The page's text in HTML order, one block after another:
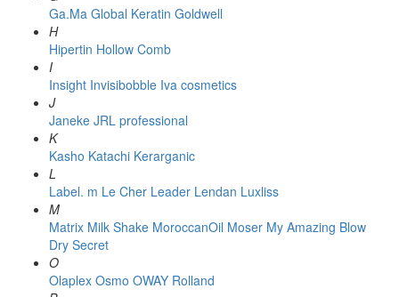
Ga.Ma Global Keratin Goldwell
H
Hipertin Hollow Comb
I
Insight Invisibobble Iva cosmetics
J
Janeke JRL professional
K
Kasho Katachi Kerarganic
L
Label. m Le Cher Leader Lendan Luxliss
M
Matrix Milk Shake MoroccanOil Moser My Amazing Blow
Dry Secret
O
Olaplex Osmo OWAY Rolland